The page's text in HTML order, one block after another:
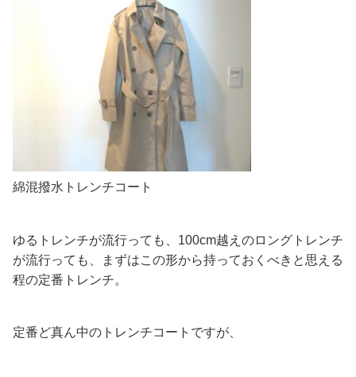
綿混撥水トレンチコート
ゆるトレンチが流行っても、100cm越えのロングトレンチ
が流行っても、まずはこの形から持っておくべきと思える
程の定番トレンチ。
定番ど真ん中のトレンチコートですが、